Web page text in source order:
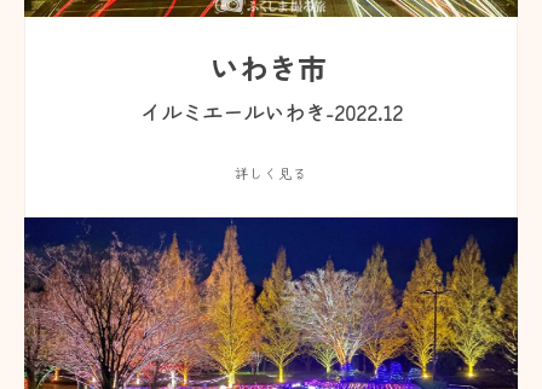
いわき市
イルミエールいわき-2022.12
詳しく見る